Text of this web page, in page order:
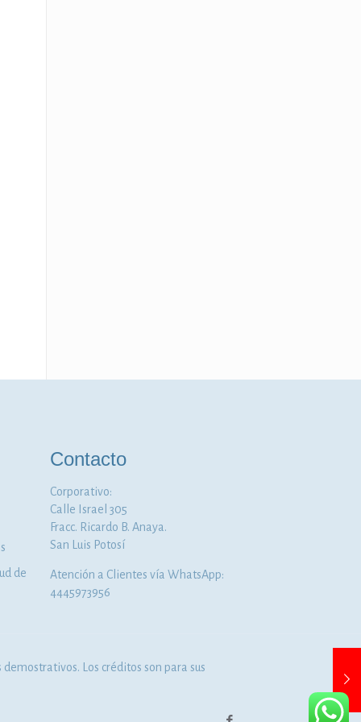
de
Contacto
Corporativo:
Calle Israel 305
Fracc. Ricardo B. Anaya.
San Luis Potosí
Atención a Clientes vía WhatsApp:
4445973956
Los créditos son para sus